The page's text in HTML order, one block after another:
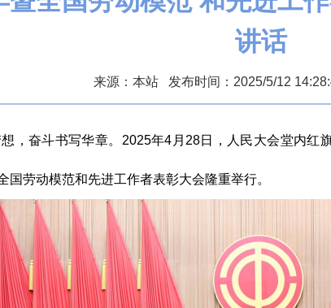
讲话
来源：本站 发布时间：2025/5/12
，奋斗书写华章。 2025年4月28日，人民大会堂内红
国劳动模范和先进工作者表彰大会隆重举行。